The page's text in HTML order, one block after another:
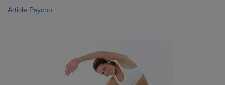
Article Psycho